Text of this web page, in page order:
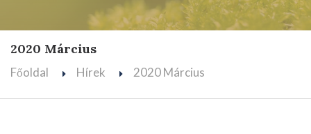
2020 Március
Főoldal Hírek 2020 Március